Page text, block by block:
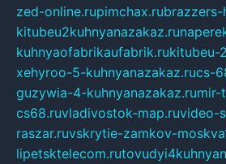
zed-online.rupimchax.rubrazzers-
kitubeu2kuhnyanazakaz.ru
kuhnyaofabrikaufabrik.rukitubeu-
xehyroo-5-kuhnyanazakaz.rucs-
guzywia-4-kuhnyanazakaz.rumir-
cs68.ruvladivostok-map.ruvideo-
raszar.ruvskrytie-zamkov-
lipetsktelecom.ru